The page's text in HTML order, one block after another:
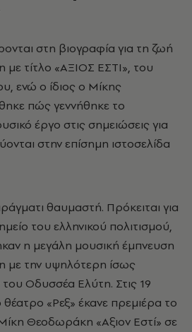
στη βιογραφία για τη ζωή
τίτλο «ΑΞΙΟΣ ΕΣΤΙ», του
ενώ ο ίδιος ο Μίκης
πώς γεννήθηκε το
έργο στις σημειώσεις για
στην επίσημη ιστοσελίδα
θαυμαστή. Πρόκειται για
του ελληνικού πολιτισμού,
η μεγάλη μουσική έμπνευση
την υψηλότερη ίσως
Οδυσσέα Ελύτη. Στις 19
«Ρεξ» έκανε πρεμιέρα το
Θεοδωράκη «Αξιον Εστί» σε